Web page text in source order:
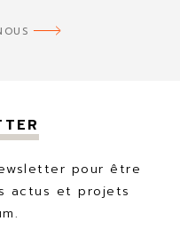
pour être
actus et projets